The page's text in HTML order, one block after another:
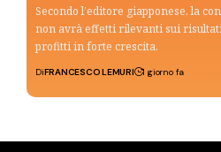
Secondo l’editore giapponese, la
non avrà effetti rilevanti sui
profitti in forte crescita.
DiFRANCESCO LEMURI 1 giorno fa